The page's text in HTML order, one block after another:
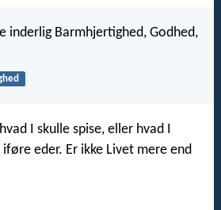
inderlig Barmhjertighed, Godhed,
I skulle spise, eller hvad I
eder. Er ikke Livet mere end